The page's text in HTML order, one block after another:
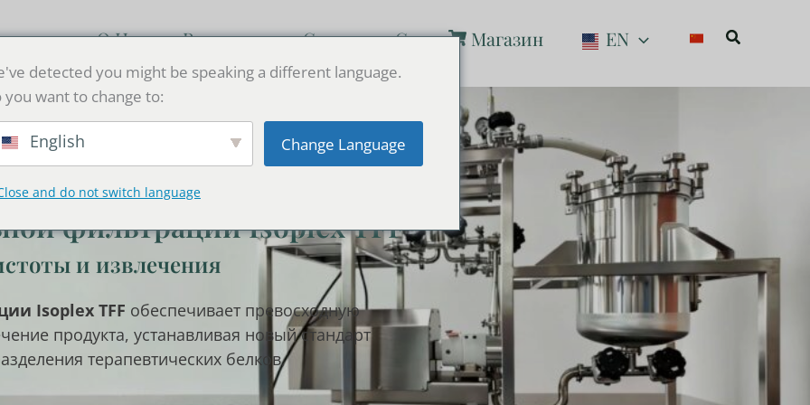
О Нас Resources Связаться С Магазин EN Поиск
фильтрации Isoplex TFF
и извлечения
Isoplex TFF обеспечивает превосходную
продукта, устанавливая новый стандарт
терапевтических белков,
detected you might be speaking a different language.
you want to change to:
English Change Language
and do not switch language